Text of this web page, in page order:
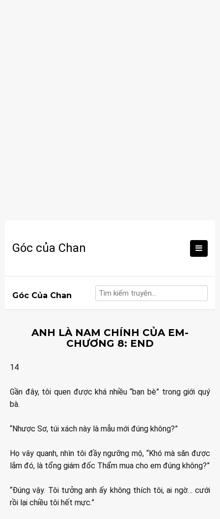
content
Góc của Chan
Góc Của Chan
ANH LÀ NAM CHÍNH CỦA EM-
CHƯƠNG 8: END
14
Gần đây, tôi quen được khá nhiều “bạn bè” trong giới quý
bà.
“Nhược Sơ, túi xách này là mẫu mới đúng không?”
Họ vây quanh, nhìn tôi đầy ngưỡng mộ, “Khó mà săn được
lắm đó, là tổng giám đốc Thẩm mua cho em đúng không?”
“Đúng vậy. Tôi tưởng anh ấy không thích tôi, ai ngờ… cưới
rồi lại chiều tôi hết mực.”